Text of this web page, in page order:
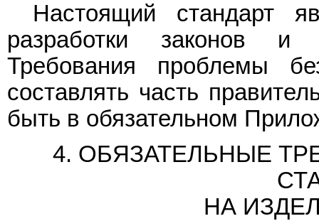
Настоящий стандарт
разработки законов и
Требования проблемы
составлять часть
быть в обязательном
4. ОБЯЗАТЕЛЬНЫЕ
НА